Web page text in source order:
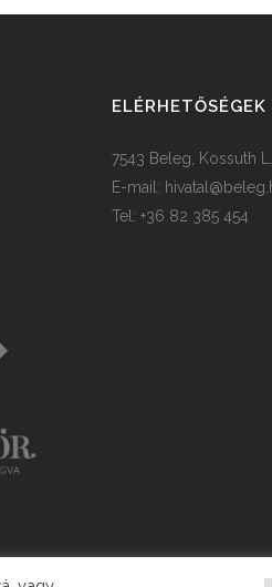
ELÉRHETŐSÉGEK
7543 Beleg, Kossuth L.
E-mail:
Tel: +36 82 385 454